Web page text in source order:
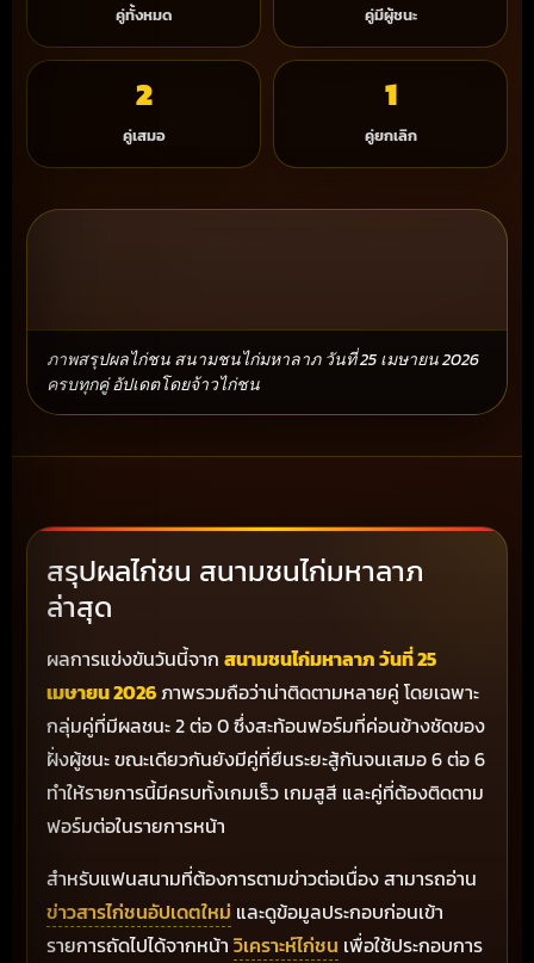
คู่ทั้งหมด คู่มีผู้ชนะ
2
คู่เสมอ
1
คู่ยกเลิก
ภาพสรุปผลไก่ชน สนามชนไก่มหาลาภ วันที่ 25 เมษายน 2026
ครบทุกคู่ อัปเดตโดยจ้าวไก่ชน
สรุปผลไก่ชน สนามชนไก่มหาลาภ
ล่าสุด
ผลการแข่งขันวันนี้จาก สนามชนไก่มหาลาภ วันที่ 25
เมษายน 2026ภาพรวมถือว่าน่าติดตามหลายคู่ โดยเฉพาะ
กลุ่มคู่ที่มีผลชนะ 2 ต่อ 0 ซึ่งสะท้อนฟอร์มที่ค่อนข้างชัดของ
ฝั่งผู้ชนะ ขณะเดียวกันยังมีคู่ที่ยืนระยะสู้กันจนเสมอ 6 ต่อ 6
ทำให้รายการนี้มีครบทั้งเกมเร็ว เกมสูสี และคู่ที่ต้องติดตาม
ฟอร์มต่อในรายการหน้า
สำหรับแฟนสนามที่ต้องการตามข่าวต่อเนื่อง สามารถอ่าน
ข่าวสารไก่ชนอัปเดตใหม่ และดูข้อมูลประกอบก่อนเข้า
รายการถัดไปได้จากหน้า วิเคราะห์ไก่ชน เพื่อใช้ประกอบการ